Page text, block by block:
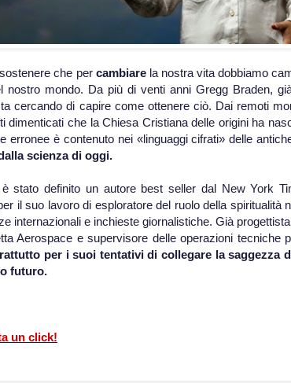
che per cambiarela nostra vita dobbiamo
nostro mondo. Da più di venti anni Gregg Braden,
cercando di capire come ottenere ciò. Dai remoti
dimenticati che la Chiesa Cristiana delle origini ha
erronee è contenuto nei «linguaggi cifrati» delle
scienza di oggi.
stato definito un autore best seller dal New York
il suo lavoro di esploratore del ruolo della spiritualità
internazionali e inchieste giornalistiche. Già
Aerospace e supervisore delle operazioni tecniche
per i suoi tentativi di collegare la saggezza
futuro.
un click!